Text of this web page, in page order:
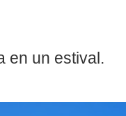
en un estival.